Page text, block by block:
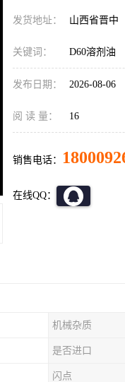
发货地址： 山西省晋中
关键词： D60溶剂油
发布日期： 2026-08-06
阅 读 量： 16
销售电话：
在线QQ：
机械杂质
是否进口
闪点